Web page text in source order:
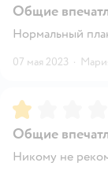
Общие
Нормальный
07 мая 2023 ·
Рейтинг:
Общие
Никому не